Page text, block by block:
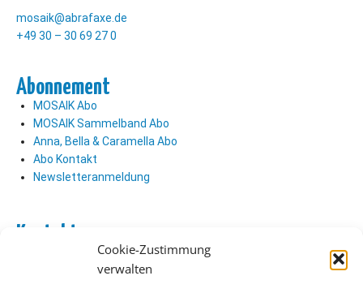
Cookie-Zustimmung
verwalten
mosaik@abrafaxe.de
+49 30 – 30 69 27 0
Abonnement
MOSAIK Abo
MOSAIK Sammelband Abo
Anna, Bella & Caramella Abo
Abo Kontakt
Newsletteranmeldung
Kontakt
Verlag Kontakt